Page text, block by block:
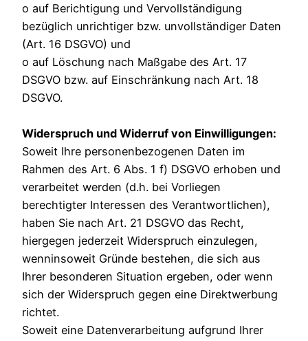
o auf Berichtigung und Vervollständigung
bezüglich unrichtiger bzw. unvollständiger Daten
(Art. 16 DSGVO) und
o auf Löschung nach Maßgabe des Art. 17
DSGVO bzw. auf Einschränkung nach Art. 18
DSGVO.
Widerspruch und Widerruf von Einwilligungen:
Soweit Ihre personenbezogenen Daten im
Rahmen des Art. 6 Abs. 1 f) DSGVO erhoben und
verarbeitet werden (d.h. bei Vorliegen
berechtigter Interessen des Verantwortlichen),
haben Sie nach Art. 21 DSGVO das Recht,
hiergegen jederzeit Widerspruch einzulegen,
wenninsoweit Gründe bestehen, die sich aus
Ihrer besonderen Situation ergeben, oder wenn
sich der Widerspruch gegen eine Direktwerbung
richtet.
Soweit eine Datenverarbeitung aufgrund Ihrer